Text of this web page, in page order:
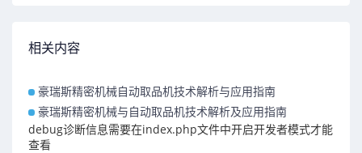
相关内容
豪瑞斯精密机械自动取品机技术解析与应用指南
豪瑞斯精密机械与自动取品机技术解析及应用指南
debug诊断信息需要在index.php文件中开启开发者模式才能
查看